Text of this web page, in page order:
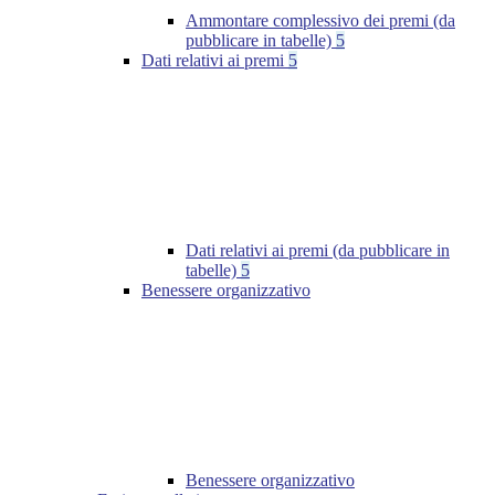
Ammontare complessivo dei premi (da
pubblicare in tabelle) 5
Dati relativi ai premi 5
Dati relativi ai premi (da pubblicare in
tabelle) 5
Benessere organizzativo
Benessere organizzativo